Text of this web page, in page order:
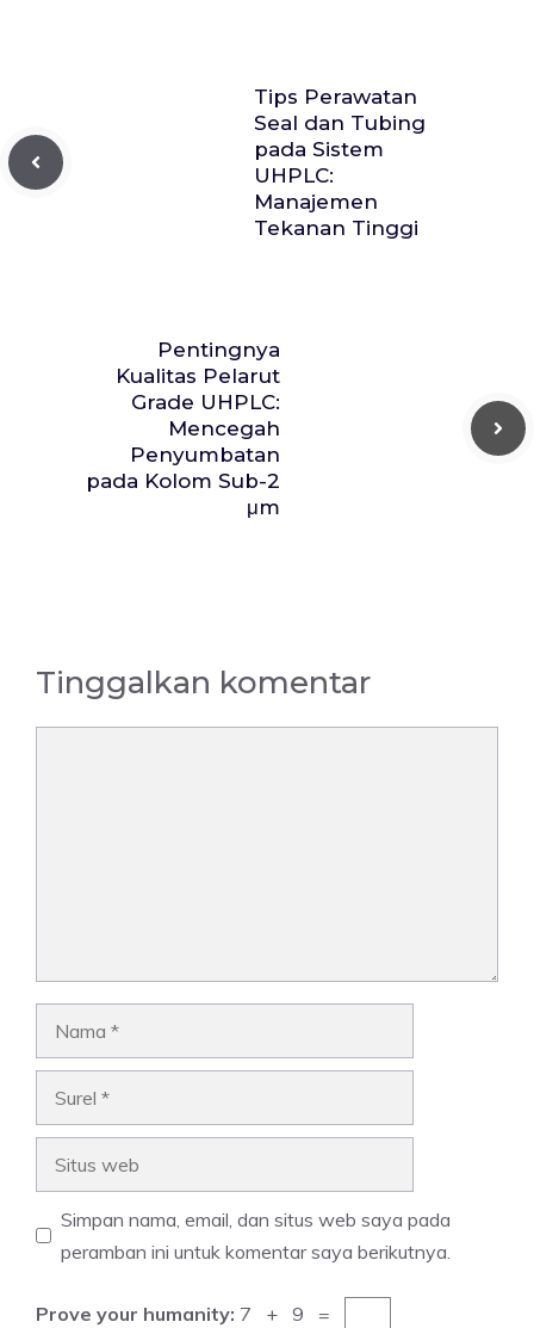
Tips Perawatan
Seal dan Tubing
pada Sistem
UHPLC:
Manajemen
Tekanan Tinggi
Pentingnya
Kualitas Pelarut
Grade UHPLC:
Mencegah
Penyumbatan
pada Kolom Sub-2
μm
Tinggalkan komentar
Simpan nama, email, dan situs web saya pada
peramban ini untuk komentar saya berikutnya.
Prove your humanity: 7 + 9 =